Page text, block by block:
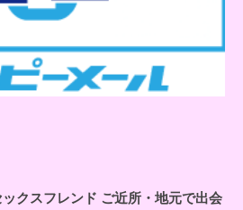
クスフレンド ご近所・地元で出会